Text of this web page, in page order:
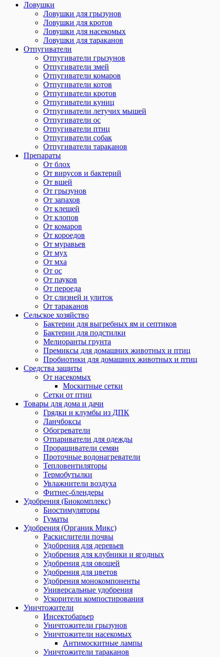
Ловушки
Ловушки для грызунов
Ловушки для кротов
Ловушки для насекомых
Ловушки для тараканов
Отпугиватели
Отпугиватели грызунов
Отпугиватели змей
Отпугиватели комаров
Отпугиватели котов
Отпугиватели кротов
Отпугиватели куниц
Отпугиватели летучих мышей
Отпугиватели ос
Отпугиватели птиц
Отпугиватели собак
Отпугиватели тараканов
Препараты
От блох
От вирусов и бактерий
От вшей
От грызунов
От запахов
От клещей
От клопов
От комаров
От короедов
От муравьев
От мух
От мха
От ос
От пауков
От пероеда
От слизней и улиток
От тараканов
Сельское хозяйство
Бактерии для выгребных ям и септиков
Бактерии для подстилки
Мелиоранты грунта
Премиксы для домашних животных и птиц
Пробиотики для домашних животных и птиц
Средства защиты
От насекомых
Москитные сетки
Сетки от птиц
Товары для дома и дачи
Грядки и клумбы из ДПК
Ланчбоксы
Обогреватели
Отпариватели для одежды
Проращиватели семян
Проточные водонагреватели
Тепловентиляторы
Термобутылки
Увлажнители воздуха
Фитнес-блендеры
Удобрения (Биокомплекс)
Биостимуляторы
Гуматы
Удобрения (Органик Микс)
Раскислители почвы
Удобрения для деревьев
Удобрения для клубники и ягодных
Удобрения для овощей
Удобрения для цветов
Удобрения монокомпоненты
Универсальные удобрения
Ускорители компостирования
Уничтожители
Инсектобарьер
Уничтожители грызунов
Уничтожители насекомых
Антимоскитные лампы
Уничтожители тараканов